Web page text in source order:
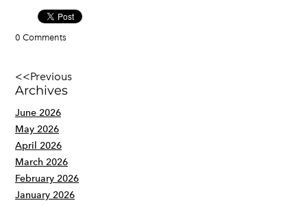
0 Comments
<<Previous
Archives
June 2026
May 2026
April 2026
March 2026
February 2026
January 2026